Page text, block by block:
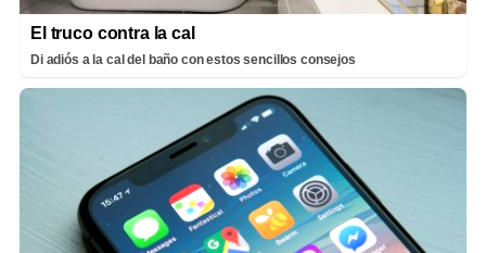
El truco contra la cal
Di adiós a la cal del baño con estos sencillos consejos